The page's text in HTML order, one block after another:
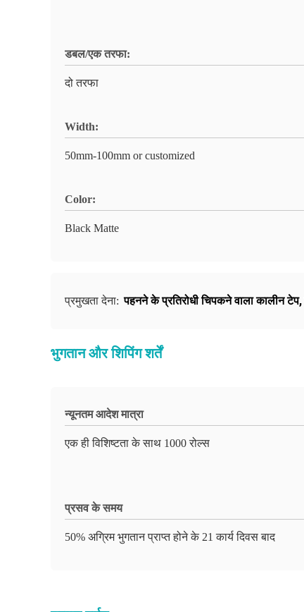
डबल/एक तरफा:
दो तरफा
Width:
50mm-100mm or customized
Color:
Black Matte
प्रमुखता देना: पहनने के प्रतिरोधी चिपकने वाला कालीन टेप,
भुगतान और शिपिंग शर्तें
न्यूनतम आदेश मात्रा
एक ही विशिष्टता के साथ 1000 रोल्स
प्रसव के समय
50% अग्रिम भुगतान प्राप्त होने के 21 कार्य दिवस बाद